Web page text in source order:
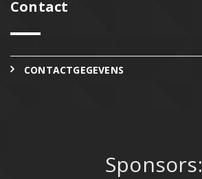
Contact
CONTACTGEGEVENS
Sponsors: